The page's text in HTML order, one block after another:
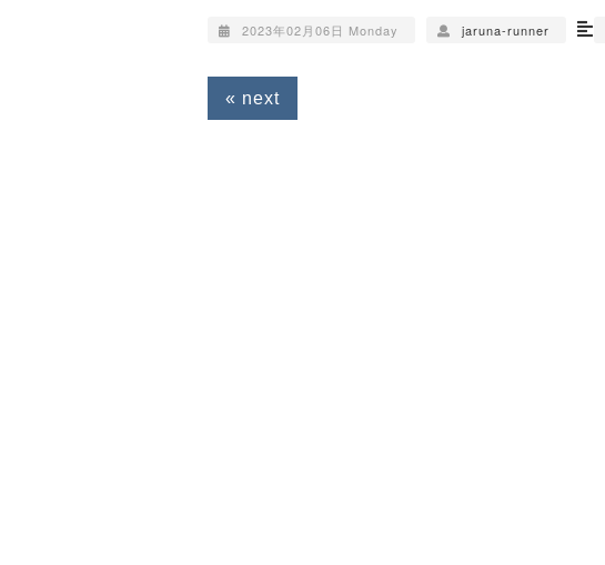
2023年02月06日 Monday jaruna-runner
« next